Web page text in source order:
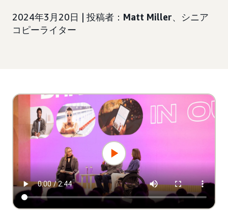
2024年3月20日 | 投稿者： Matt Miller、シニア
コピーライター